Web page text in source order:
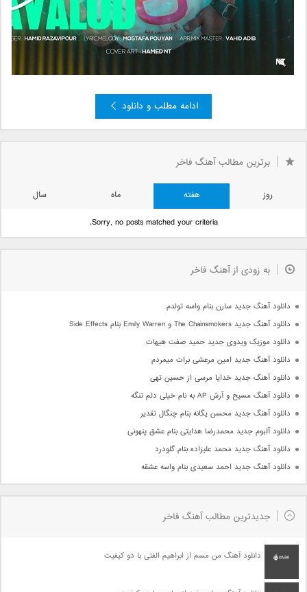
ادامه مطلب و دانلود
برترین مطالب آهنگ فاخر
روز هفته ماه
سال
Sorry, no posts matched your criteria.
به زودی از آهنگ فاخر
دانلود آهنگ جدید سارن بنام واسه تولدم
دانلود آهنگ جدید The Chainsmokers و Emily Warren بنام Side Effects
دانلود موزیک ویدوی جدید حمید صفت هیهات
دانلود آهنگ جدید امین مرعشی برات میمردم
دانلود آهنگ جدید خدایا مرسی از حسین تهی
دانلود آهنگ مسیح و آرش AP به نام خیلی دلم تنگه
دانلود آهنگ جدید محسن یگانه بنام چنگال تقدیر
دانلود آلبوم جدید محمدرضا هدایتی بنام عشق پنهونی
دانلود آهنگ جدید محمد علیزاده بنام گلودرد
دانلود آهنگ جدید احمد سعیدی بنام واسه عشقه
جدیدترین مطالب آهنگ فاخر
دانلود آهنگ من مسم از ابراهیم الفتی با دو کیفیت